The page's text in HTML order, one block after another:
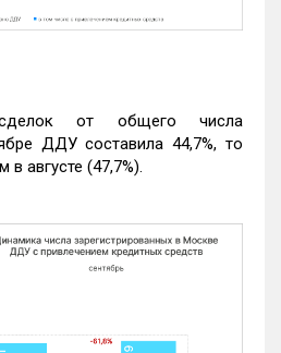
от общего числа
ДДУ составила 44,7%, то
в августе (47,7%).